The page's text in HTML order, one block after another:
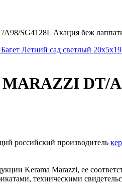
SG4128L Акация беж
Летний сад светлый 20х5х19
DT/
российский производитель
Kerama Marazzi, ее
техническими